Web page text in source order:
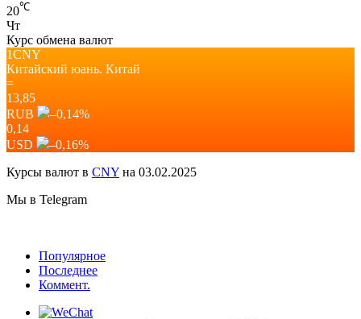
20℃
Чт
Курс обмена валют
1CNY
Китайский юань. Китай
=
13,85
RUB
–0,14%
0,14
USD
–0,16%
Курсы валют в CNY на 03.02.2025
Мы в Telegram
Популярное
Последнее
Коммент.